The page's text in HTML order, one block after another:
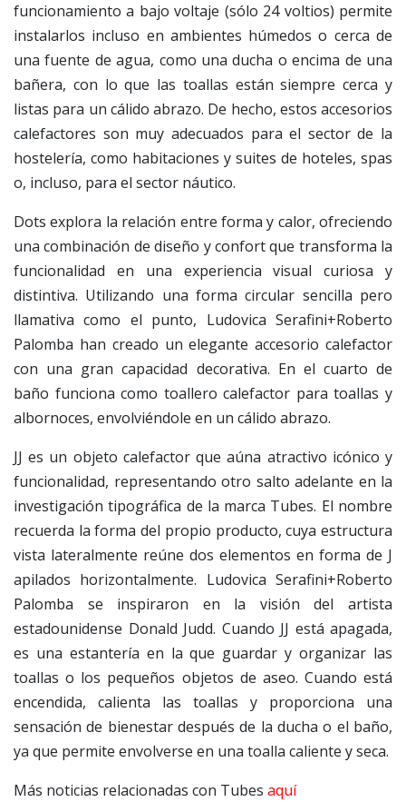
funcionamiento a bajo voltaje (sólo 24 voltios) permite
instalarlos incluso en ambientes húmedos o cerca de
una fuente de agua, como una ducha o encima de una
bañera, con lo que las toallas están siempre cerca y
listas para un cálido abrazo. De hecho, estos accesorios
calefactores son muy adecuados para el sector de la
hostelería, como habitaciones y suites de hoteles, spas
o, incluso, para el sector náutico.
Dots explora la relación entre forma y calor, ofreciendo
una combinación de diseño y confort que transforma la
funcionalidad en una experiencia visual curiosa y
distintiva. Utilizando una forma circular sencilla pero
llamativa como el punto, Ludovica Serafini+Roberto
Palomba han creado un elegante accesorio calefactor
con una gran capacidad decorativa. En el cuarto de
baño funciona como toallero calefactor para toallas y
albornoces, envolviéndole en un cálido abrazo.
JJ es un objeto calefactor que aúna atractivo icónico y
funcionalidad, representando otro salto adelante en la
investigación tipográfica de la marca Tubes. El nombre
recuerda la forma del propio producto, cuya estructura
vista lateralmente reúne dos elementos en forma de J
apilados horizontalmente. Ludovica Serafini+Roberto
Palomba se inspiraron en la visión del artista
estadounidense Donald Judd. Cuando JJ está apagada,
es una estantería en la que guardar y organizar las
toallas o los pequeños objetos de aseo. Cuando está
encendida, calienta las toallas y proporciona una
sensación de bienestar después de la ducha o el baño,
ya que permite envolverse en una toalla caliente y seca.
Más noticias relacionadas con Tubes aquí